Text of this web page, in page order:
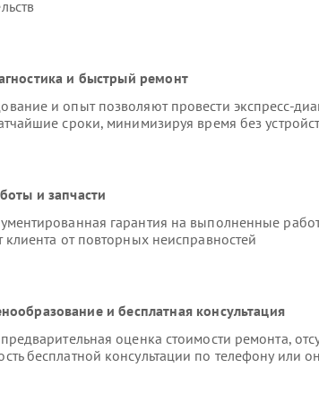
и быстрый ремонт
и опыт позволяют провести экспресс-
сроки, минимизируя время без
и запчасти
гарантия на выполненные
от повторных неисправностей
и бесплатная консультация
оценка стоимости ремонта,
бесплатной консультации по телефону или